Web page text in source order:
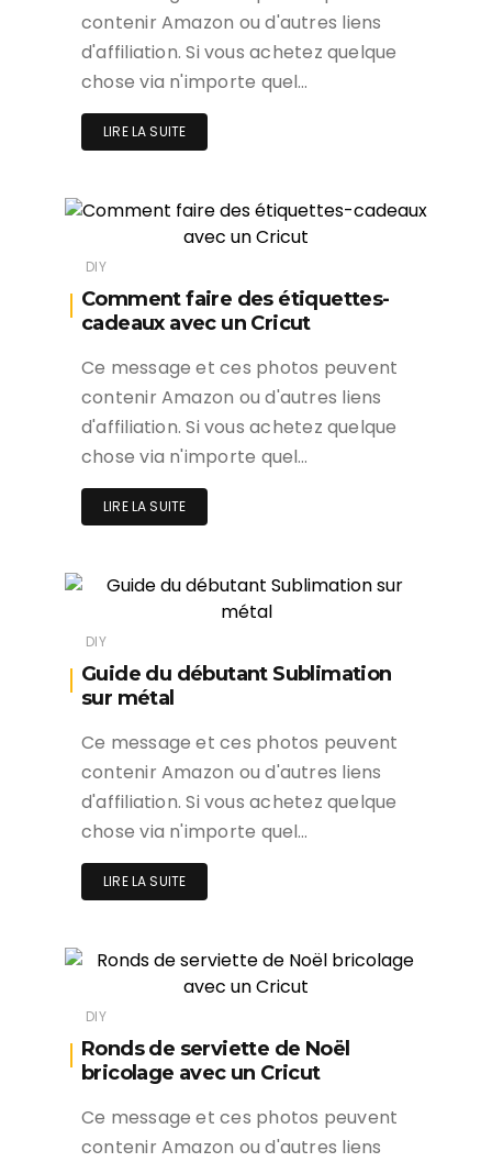
contenir Amazon ou d'autres liens
d'affiliation. Si vous achetez quelque
chose via n'importe quel…
LIRE LA SUITE
DIY
Comment faire des étiquettes-
cadeaux avec un Cricut
Ce message et ces photos peuvent
contenir Amazon ou d'autres liens
d'affiliation. Si vous achetez quelque
chose via n'importe quel…
LIRE LA SUITE
DIY
Guide du débutant Sublimation
sur métal
Ce message et ces photos peuvent
contenir Amazon ou d'autres liens
d'affiliation. Si vous achetez quelque
chose via n'importe quel…
LIRE LA SUITE
DIY
Ronds de serviette de Noël
bricolage avec un Cricut
Ce message et ces photos peuvent
contenir Amazon ou d'autres liens